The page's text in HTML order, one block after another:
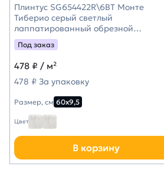
Плинтус SG654422R\6BT Монте
Тиберио серый светлый
лаппатированный обрезной
60x9,5x0,9, Kerama Marazzi (Керама
Марацци)
Под заказ
478 ₽ / м²
478 ₽ За упаковку
Размер, см 60х9,5
Цвет
В корзину